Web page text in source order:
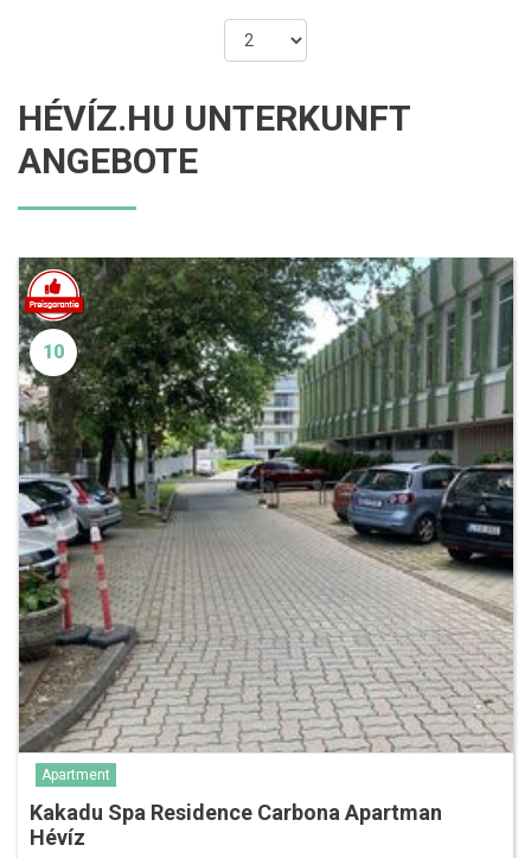
HÉVÍZ.HU UNTERKUNFT
ANGEBOTE
10
Apartment
Kakadu Spa Residence Carbona Apartman
Hévíz